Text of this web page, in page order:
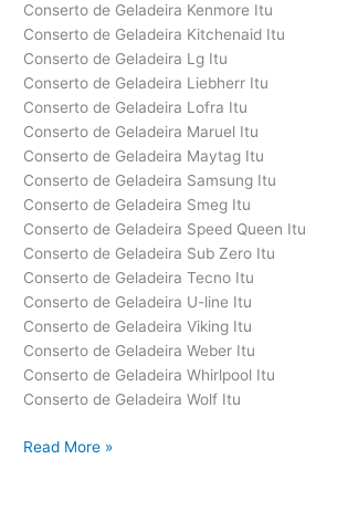
Conserto de Geladeira Kenmore Itu
Conserto de Geladeira Kitchenaid Itu
Conserto de Geladeira Lg Itu
Conserto de Geladeira Liebherr Itu
Conserto de Geladeira Lofra Itu
Conserto de Geladeira Maruel Itu
Conserto de Geladeira Maytag Itu
Conserto de Geladeira Samsung Itu
Conserto de Geladeira Smeg Itu
Conserto de Geladeira Speed Queen Itu
Conserto de Geladeira Sub Zero Itu
Conserto de Geladeira Tecno Itu
Conserto de Geladeira U-line Itu
Conserto de Geladeira Viking Itu
Conserto de Geladeira Weber Itu
Conserto de Geladeira Whirlpool Itu
Conserto de Geladeira Wolf Itu
Conserto
Read More »